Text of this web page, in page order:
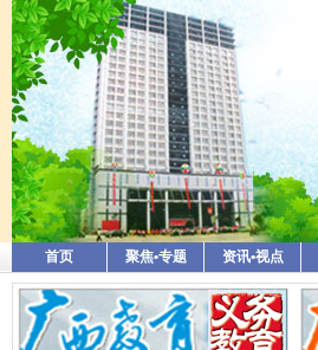
首页 聚焦•专题 资讯•视点